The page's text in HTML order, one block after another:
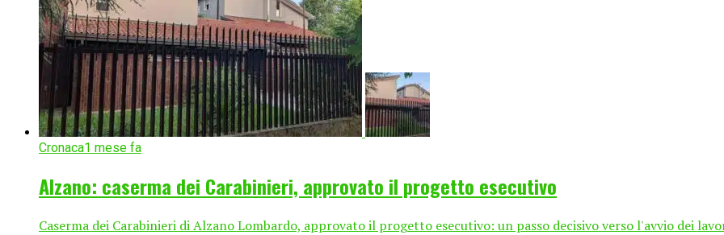
Cronaca1 mese fa
Alzano: caserma dei Carabinieri, approvato il progetto esecutivo
Caserma dei Carabinieri di Alzano Lombardo, approvato il progetto esecutivo: un passo decisivo verso l'avvio dei